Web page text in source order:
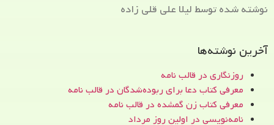
نوشته شده توسط لیلا علی قلی زاده
آخرین نوشته‌ها
روزنگاری در قالب نامه
معرفی کتاب دعا برای ربوده‌شدگان در قالب نامه
معرفی کتاب زن‌ گمشده در قالب نامه
نامه‌نویسی در اولین روز مرداد